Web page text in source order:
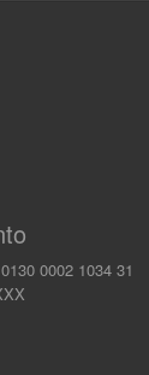
0002 1034 31